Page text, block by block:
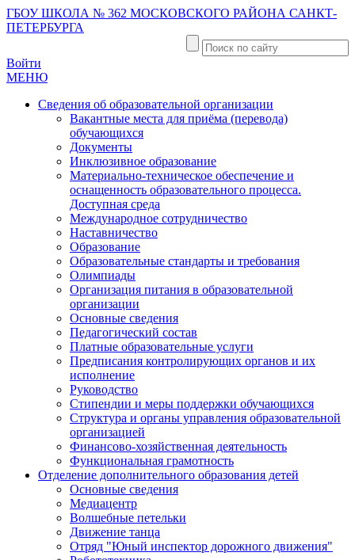
ГБОУ ШКОЛА № 362 МОСКОВСКОГО РАЙОНА САНКТ-
ПЕТЕРБУРГА
Войти
МЕНЮ
Сведения об образовательной организации
Вакантные места для приёма (перевода)
обучающихся
Документы
Инклюзивное образование
Материально-техническое обеспечение и
оснащенность образовательного процесса.
Доступная среда
Международное сотрудничество
Наставничество
Образование
Образовательные стандарты и требования
Олимпиады
Организация питания в образовательной
организации
Основные сведения
Педагогический состав
Платные образовательные услуги
Предписания контролирующих органов и их
исполнение
Руководство
Стипендии и меры поддержки обучающихся
Структура и органы управления образовательной
организацией
Финансово-хозяйственная деятельность
Функциональная грамотность
Отделение дополнительного образования детей
Основные сведения
Медиацентр
Волшебные петельки
Движение танца
Отряд "Юный инспектор дорожного движения"